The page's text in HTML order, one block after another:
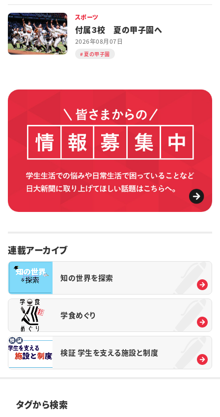
スポーツ
付属３校 夏の甲子園へ
2026年08月07日
夏の甲子園
連載アーカイブ
知の世界を探索
学食めぐり
検証 学生を支える施設と制度
タグから検索